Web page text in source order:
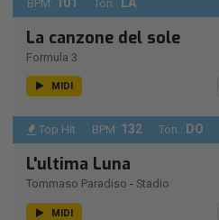
BPM: Ton.:
La canzone del sole
Formula 3
MIDI
Top Hit BPM: 132 Ton.: DO
L'ultima Luna
Tommaso Paradiso - Stadio
MIDI